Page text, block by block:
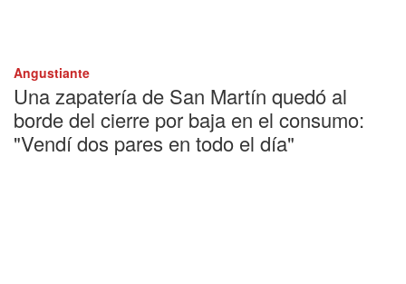
Angustiante
Una zapatería de San Martín quedó al
borde del cierre por baja en el consumo:
"Vendí dos pares en todo el día"